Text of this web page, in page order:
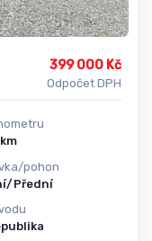
399 000 Kč
Odpočet DPH
152 740 km
pohon
Přední